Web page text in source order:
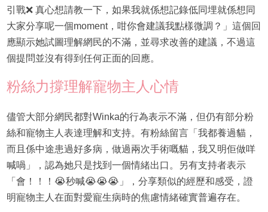
引戰❌ 真心想請教一下，如果我就係想記錄低同埋就係想同
大家分享呢一個moment，咁你會建議我點樣微調？」這個回
應顯示她試圖理解網民的不滿，並尋求改善的建議，不過這
個提問並沒有得到任何正面的回應。
粉絲力撐理解寵物主人心情
儘管大部分網民都對Winka的行為表示不滿，但仍有部分粉
絲和寵物主人表達理解和支持。有粉絲留言「我都養過貓，
而且係中途患過好多病，做過兩次手術嘅貓，我又明佢做咩
喊喎」，認為她只是找到一個情緒出口。另有支持者表示
「會！！！😭秒喊😭😭😭」，分享類似的經歷和感受，證
明寵物主人在面對愛寵生病時的焦慮情緒確實普遍存在。